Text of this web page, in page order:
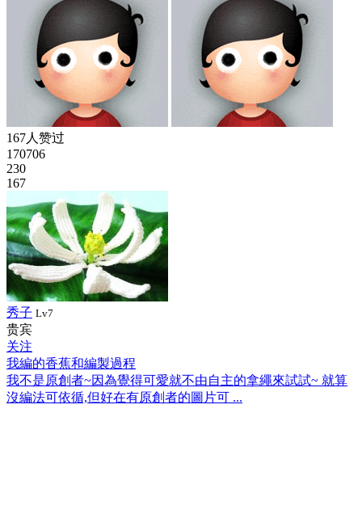
167人赞过
170706
230
167
秀子 Lv7
贵宾
关注
我編的香蕉和編製過程
我不是原創者~因為覺得可愛就不由自主的拿繩來試試~ 就算
沒編法可依循,但好在有原創者的圖片可 ...